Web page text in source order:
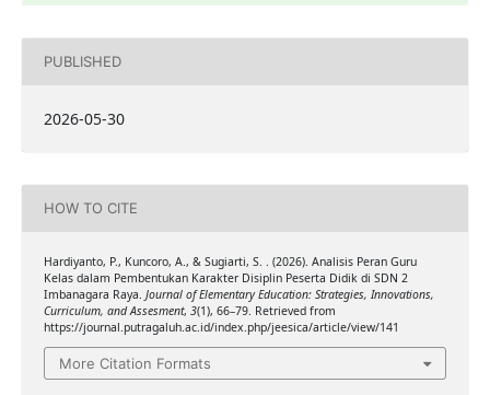
PUBLISHED
2026-05-30
HOW TO CITE
Hardiyanto, P., Kuncoro, A., & Sugiarti, S. . (2026). Analisis Peran Guru
Kelas dalam Pembentukan Karakter Disiplin Peserta Didik di SDN 2
Imbanagara Raya. Journal of Elementary Education: Strategies, Innovations,
Curriculum, and Assesment, 3(1), 66–79. Retrieved from
https://journal.putragaluh.ac.id/index.php/jeesica/article/view/141
More Citation Formats